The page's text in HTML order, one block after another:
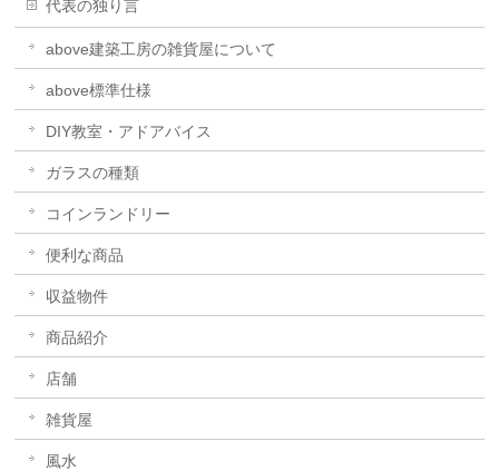
代表の独り言
above建築工房の雑貨屋について
above標準仕様
DIY教室・アドアバイス
ガラスの種類
コインランドリー
便利な商品
収益物件
商品紹介
店舗
雑貨屋
風水